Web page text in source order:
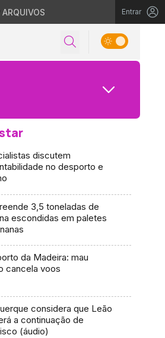
ARQUIVOS Entrar
discutem
no desporto e
3,5 toneladas de
escondidas em paletes
da Madeira: mau
cancela voos
considera que Leão
a continuação de
(áudio)